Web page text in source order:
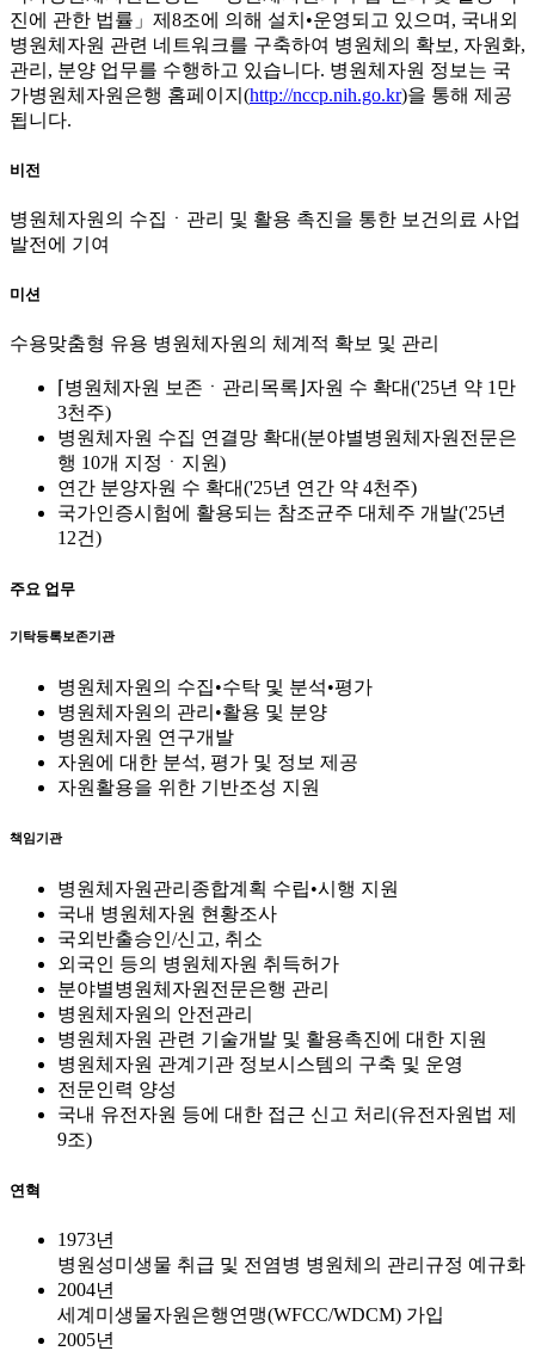
진에 관한 법률」제8조에 의해 설치•운영되고 있으며, 국내외
병원체자원 관련 네트워크를 구축하여 병원체의 확보, 자원화,
관리, 분양 업무를 수행하고 있습니다. 병원체자원 정보는 국
가병원체자원은행 홈페이지(http://nccp.nih.go.kr)을 통해 제공
됩니다.
비전
병원체자원의 수집ㆍ관리 및 활용 촉진을 통한 보건의료 사업
발전에 기여
미션
수용맞춤형 유용 병원체자원의 체계적 확보 및 관리
⌈병원체자원 보존ㆍ관리목록⌋자원 수 확대('25년 약 1만
3천주)
병원체자원 수집 연결망 확대(분야별병원체자원전문은
행 10개 지정ㆍ지원)
연간 분양자원 수 확대('25년 연간 약 4천주)
국가인증시험에 활용되는 참조균주 대체주 개발('25년
12건)
주요 업무
기탁등록보존기관
병원체자원의 수집•수탁 및 분석•평가
병원체자원의 관리•활용 및 분양
병원체자원 연구개발
자원에 대한 분석, 평가 및 정보 제공
자원활용을 위한 기반조성 지원
책임기관
병원체자원관리종합계획 수립•시행 지원
국내 병원체자원 현황조사
국외반출승인/신고, 취소
외국인 등의 병원체자원 취득허가
분야별병원체자원전문은행 관리
병원체자원의 안전관리
병원체자원 관련 기술개발 및 활용촉진에 대한 지원
병원체자원 관계기관 정보시스템의 구축 및 운영
전문인력 양성
국내 유전자원 등에 대한 접근 신고 처리(유전자원법 제
9조)
연혁
1973년
병원성미생물 취급 및 전염병 병원체의 관리규정 예규화
2004년
세계미생물자원은행연맹(WFCC/WDCM) 가입
2005년